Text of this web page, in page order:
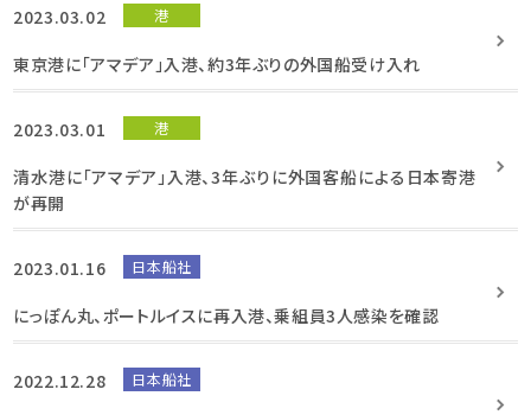
2023.03.02 港
東京港に「アマデア」入港、約3年ぶりの外国船受け入れ
2023.03.01 港
清水港に「アマデア」入港、3年ぶりに外国客船による日本寄港
が再開
2023.01.16 日本船社
にっぽん丸、ポートルイスに再入港、乗組員3人感染を確認
2022.12.28 日本船社